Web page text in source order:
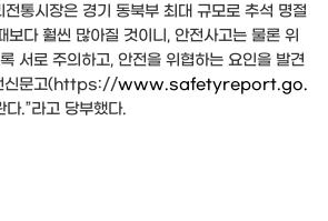
전통시장은 경기 동북부 최대 규모로 추석 명절
보다 훨씬 많아질 것이니, 안전사고는 물론 위
서로 주의하고, 안전을 위협하는 요인을 발견
신문고(https://www.safetyreport.go.
다.”라고 당부했다.​​